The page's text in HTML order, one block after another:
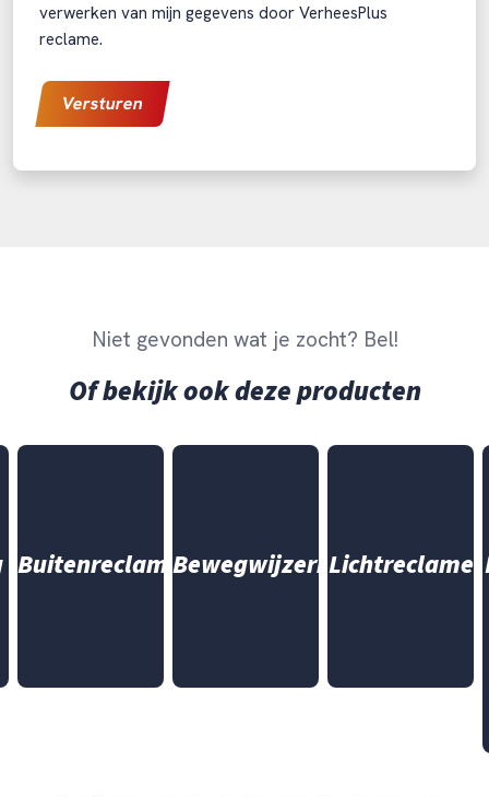
verwerken van mijn gegevens door VerheesPlus
reclame.
Niet gevonden wat je zocht? Bel!
Of bekijk ook deze producten
BuitenreclameBewegwijzeringLichtreclame